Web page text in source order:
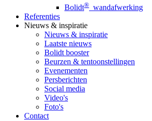
Bolidt® wandafwerking
Referenties
Nieuws & inspiratie
Nieuws & inspiratie
Laatste nieuws
Bolidt booster
Beurzen & tentoonstellingen
Evenementen
Persberichten
Social media
Video's
Foto's
Contact